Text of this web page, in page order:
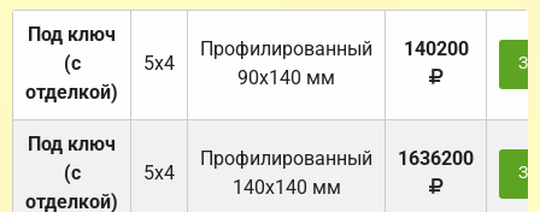
Под ключ
(с
отделкой)
5х4
Профилированный
90х140 мм
140200
Под ключ
(с
отделкой)
5х4
Профилированный
140х140 мм
1636200